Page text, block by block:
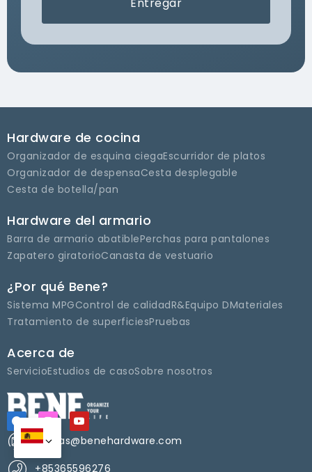
Entregar
Hardware de cocina
Organizador de esquina ciegaEscurridor de platos
Organizador de despensaCesta desplegable
Cesta de botella/pan
Hardware del armario
Barra de armario abatiblePerchas para pantalones
Zapatero giratorioCanasta de vestuario
¿Por qué Bene?
Sistema MPGControl de calidadR&Equipo DMateriales
Tratamiento de superficiesPruebas
Acerca de
ServicioEstudios de casoSobre nosotros
ventas@benehardware.com
+85365596276